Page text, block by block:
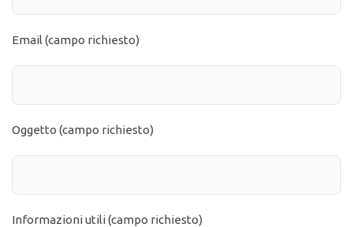
Email (campo richiesto)
Oggetto (campo richiesto)
Informazioni utili (campo richiesto)